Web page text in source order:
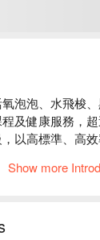
泡泡、水飛梭
及健康服務，
以高標準、高
評價：Google 4.5
看⬇︎
Show more